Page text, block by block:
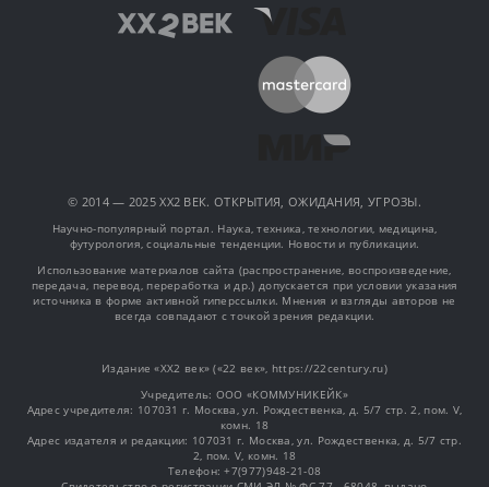
© 2014 — 2025 XX2 ВЕК. ОТКРЫТИЯ, ОЖИДАНИЯ, УГРОЗЫ.
Научно-популярный портал. Наука, техника, технологии, медицина,
футурология, социальные тенденции. Новости и публикации.
Использование материалов сайта (распространение, воспроизведение,
передача, перевод, переработка и др.) допускается при условии указания
источника в форме активной гиперссылки. Мнения и взгляды авторов не
всегда совпадают с точкой зрения редакции.
Издание «XX2 век» («22 век», https://22century.ru)
Учредитель: OOO «КОММУНИКЕЙК»
Адрес учредителя: 107031 г. Москва, ул. Рождественка, д. 5/7 стр. 2, пом. V,
комн. 18
Адрес издателя и редакции: 107031 г. Москва, ул. Рождественка, д. 5/7 стр.
2, пом. V, комн. 18
Телефон: +7(977)948-21-08